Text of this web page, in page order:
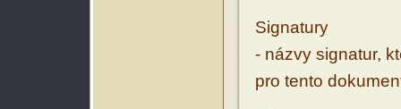
Signatury
- názvy signatur,
pro tento